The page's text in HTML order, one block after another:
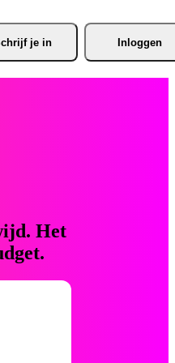
je in Inloggen
Het